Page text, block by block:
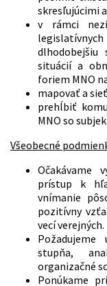
skresľujúcimi
v rámci
dlhodobejšiu
situácií a
foriem MNO
mapovať a
prehĺbiť
MNO so
Všeobecné
Očakávame
prístup k
vnímanie
pozitívny
vecí verejných.
Požadujeme
stupňa,
organizačné
Ponúkame